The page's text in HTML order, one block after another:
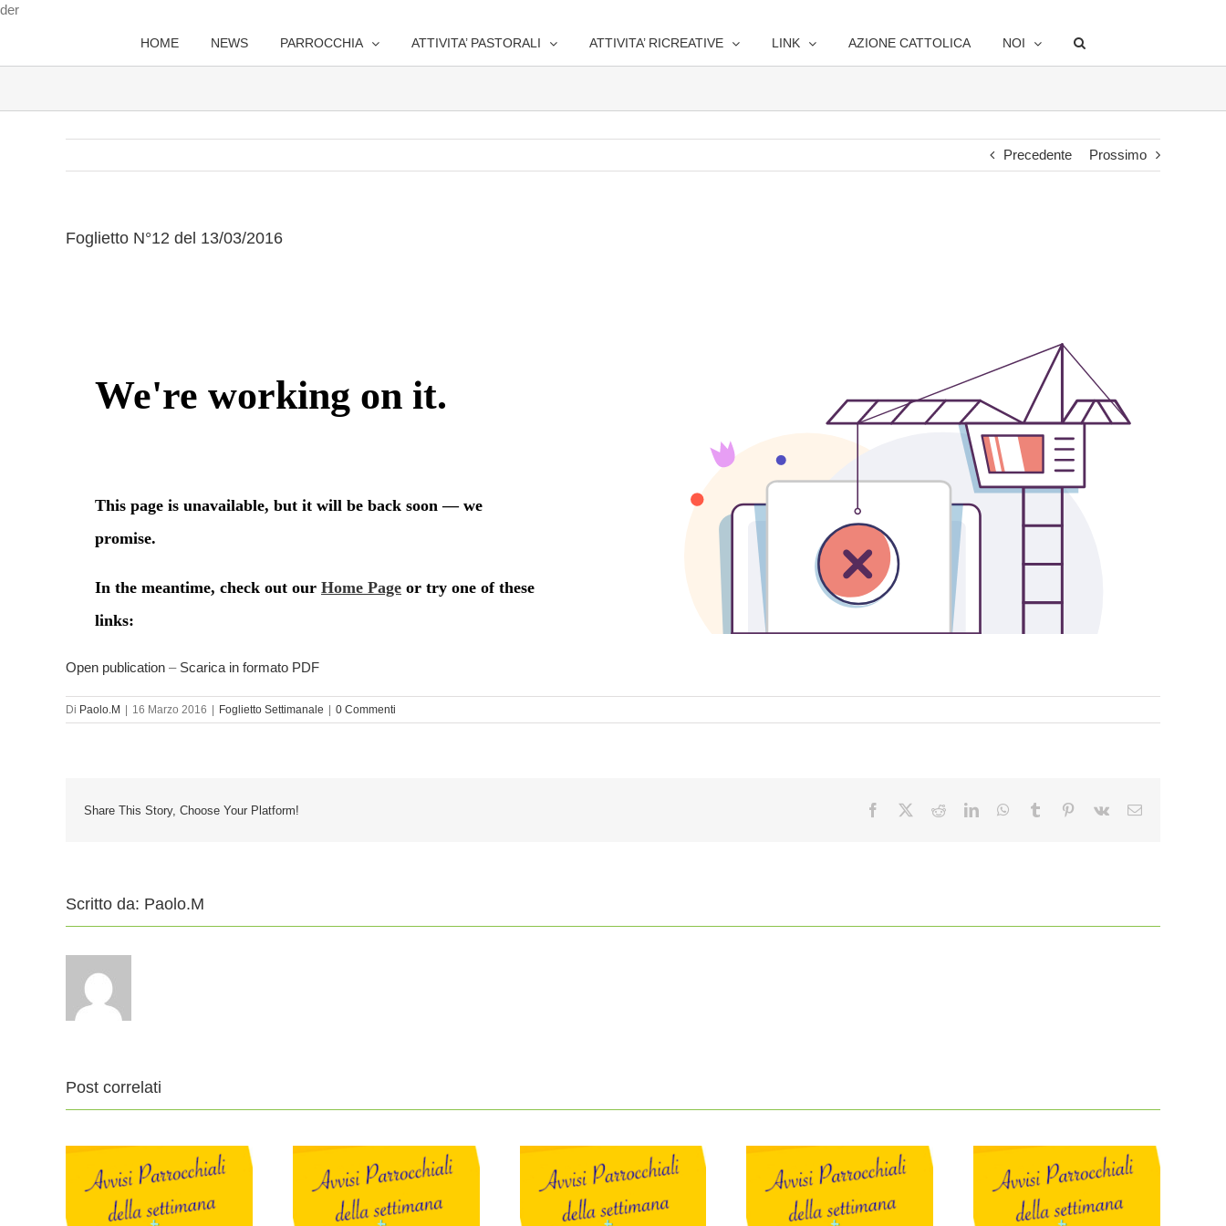
derSalta
HOME NEWS PARROCCHIA ATTIVITA’ PASTORALI ATTIVITA’ RICREATIVE LINK AZIONE CATTOLICA NOI
Precedente Prossimo
Foglietto N°12 del 13/03/2016
Open publication – Scarica in formato PDF
Di Paolo.M 16 Marzo 2016 Foglietto Settimanale 0 Commenti
Share This Story, Choose Your Platform! Facebook RedditLinkedInWhatsApp
Tumblr Pinterest
Vk Email
Scritto da: Paolo.M
Post correlati